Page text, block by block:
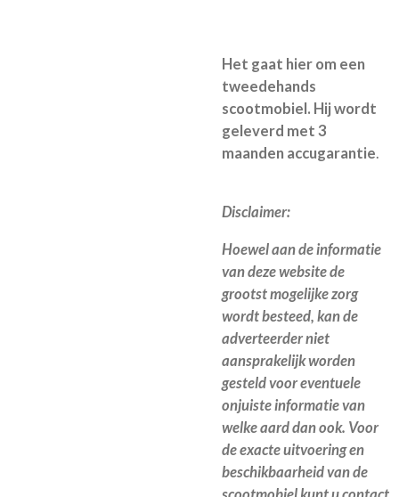
Het gaat hier om een
tweedehands
scootmobiel. Hij wordt
geleverd met 3
maanden accugarantie.
Disclaimer:
Hoewel aan de informatie
van deze website de
grootst mogelijke zorg
wordt besteed, kan de
adverteerder niet
aansprakelijk worden
gesteld voor eventuele
onjuiste informatie van
welke aard dan ook. Voor
de exacte uitvoering en
beschikbaarheid van de